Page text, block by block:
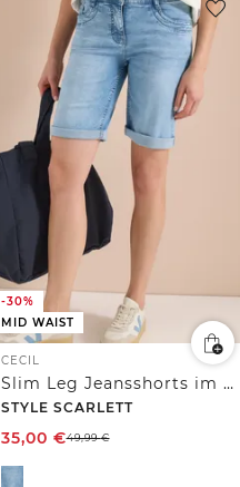
-30%
MID WAIST
CECIL
Slim Leg Jeansshorts im Casual Fit
STYLE SCARLETT
35,00 €49,99€